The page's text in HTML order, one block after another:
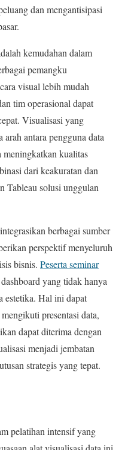
dan mengantisipasi
kemudahan dalam
pemangku
visual lebih mudah
tim operasional dapat
Visualisasi yang
antara pengguna data
meningkatkan kualitas
dari keakuratan dan
Tableau solusi unggulan
berbagai sumber
perspektif menyeluruh
bisnis. Peserta seminar
yang tidak hanya
estetika. Hal ini dapat
presentasi data,
dapat diterima dengan
menjadi jembatan
strategis yang tepat.
pelatihan intensif yang